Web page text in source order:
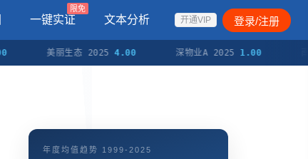
一键实证
限免
文本分析 开通VIP 登录/注册
美丽生态 2025 4.00 深物业A 2025 1.00
年度均值趋势 1999-2025